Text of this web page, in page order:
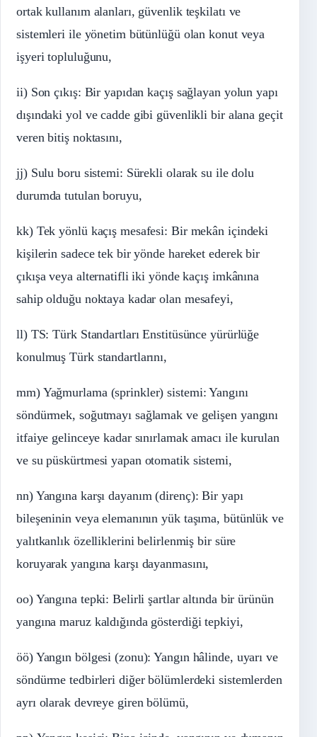
ortak kullanım alanları, güvenlik teşkilatı ve
sistemleri ile yönetim bütünlüğü olan konut veya
işyeri topluluğunu,
ii) Son çıkış: Bir yapıdan kaçış sağlayan yolun yapı
dışındaki yol ve cadde gibi güvenlikli bir alana geçit
veren bitiş noktasını,
jj) Sulu boru sistemi: Sürekli olarak su ile dolu
durumda tutulan boruyu,
kk) Tek yönlü kaçış mesafesi: Bir mekân içindeki
kişilerin sadece tek bir yönde hareket ederek bir
çıkışa veya alternatifli iki yönde kaçış imkânına
sahip olduğu noktaya kadar olan mesafeyi,
ll) TS: Türk Standartları Enstitüsünce yürürlüğe
konulmuş Türk standartlarını,
mm) Yağmurlama (sprinkler) sistemi: Yangını
söndürmek, soğutmayı sağlamak ve gelişen yangını
itfaiye gelinceye kadar sınırlamak amacı ile kurulan
ve su püskürtmesi yapan otomatik sistemi,
nn) Yangına karşı dayanım (direnç): Bir yapı
bileşeninin veya elemanının yük taşıma, bütünlük ve
yalıtkanlık özelliklerini belirlenmiş bir süre
koruyarak yangına karşı dayanmasını,
oo) Yangına tepki: Belirli şartlar altında bir ürünün
yangına maruz kaldığında gösterdiği tepkiyi,
öö) Yangın bölgesi (zonu): Yangın hâlinde, uyarı ve
söndürme tedbirleri diğer bölümlerdeki sistemlerden
ayrı olarak devreye giren bölümü,